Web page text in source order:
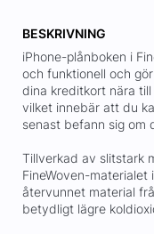
BESKRIVNING
iPhone-plånboken i
och funktionell och
dina kreditkort nära
vilket innebär att du
senast befann sig om
Tillverkad av slitstark
FineWoven-
återvunnet material
betydligt lägre